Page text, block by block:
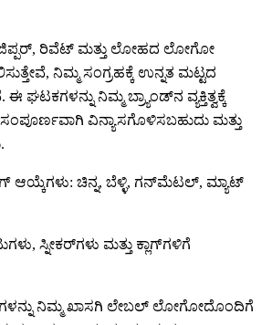
ಜಿಪ್ಪರ್, ರಿವೆಟ್ ಮತ್ತು ಲೋಹದ ಲೋಗೋ
ನಿಮ್ಮ ಸಂಗ್ರಹಕ್ಕೆ ಉನ್ನತ ಮಟ್ಟದ
ಈ ಘಟಕಗಳನ್ನು ನಿಮ್ಮ ಬ್ರ್ಯಾಂಡ್‌ನ ವ್ಯಕ್ತಿತ್ವಕ್ಕೆ
ವಿನ್ಯಾಸಗೊಳಿಸಬಹುದು ಮತ್ತು
ಆಯ್ಕೆಗಳು: ಚಿನ್ನ, ಬೆಳ್ಳಿ, ಗನ್‌ಮೆಟಲ್, ಮ್ಯಾಟ್
ಸ್ನೀಕರ್‌ಗಳು ಮತ್ತು ಕ್ಲಾಗ್‌ಗಳಿಗೆ
ನಿಮ್ಮ ಖಾಸಗಿ ಲೇಬಲ್ ಲೋಗೋದೊಂದಿಗೆ